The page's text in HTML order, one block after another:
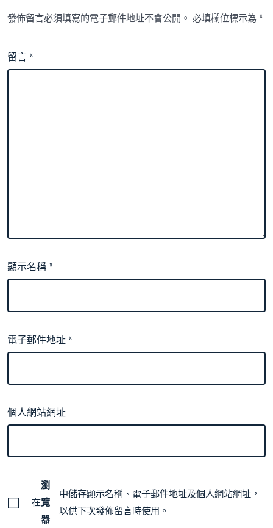
發佈留言必須填寫的電子郵件地址不會公開。 必填欄位標示為*
留言*
顯示名稱*
電子郵件地址*
個人網站網址
在
瀏
覽
器
中儲存顯示名稱、電子郵件地址及個人網站網址，
以供下次發佈留言時使用。